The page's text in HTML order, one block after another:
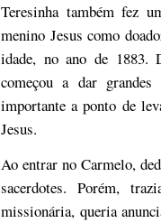
Teresinha também fez
menino Jesus como
idade, no ano de 1883.
começou a dar
importante a ponto de
Jesus.
Ao entrar no Carmelo,
sacerdotes. Porém,
missionária, queria